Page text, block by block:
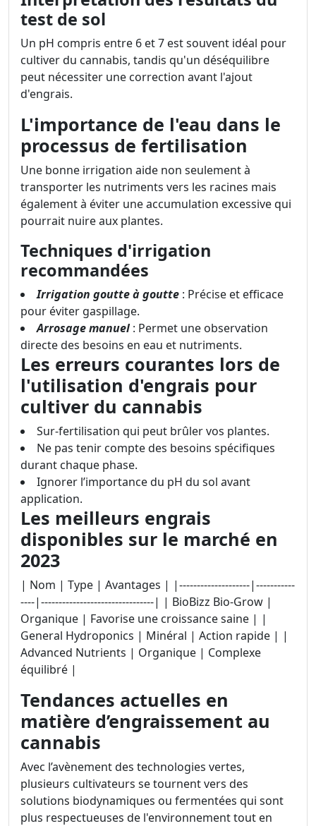
test de sol
Un pH compris entre 6 et 7 est souvent idéal pour
cultiver du cannabis, tandis qu'un déséquilibre
peut nécessiter une correction avant l'ajout
d'engrais.
L'importance de l'eau dans le
processus de fertilisation
Une bonne irrigation aide non seulement à
transporter les nutriments vers les racines mais
également à éviter une accumulation excessive qui
pourrait nuire aux plantes.
Techniques d'irrigation
recommandées
Irrigation goutte à goutte : Précise et efficace
pour éviter gaspillage.
Arrosage manuel: Permet une observation
directe des besoins en eau et nutriments.
Les erreurs courantes lors de
l'utilisation d'engrais pour
cultiver du cannabis
Sur-fertilisation qui peut brûler vos plantes.
Ne pas tenir compte des besoins spécifiques
durant chaque phase.
Ignorer l’importance du pH du sol avant
application.
Les meilleurs engrais
disponibles sur le marché en
2023
| Nom | Type | Avantages | |--------------------|-----------
----|--------------------------------| | BioBizz Bio-Grow |
Organique | Favorise une croissance saine | |
General Hydroponics | Minéral | Action rapide | |
Advanced Nutrients | Organique | Complexe
équilibré |
Tendances actuelles en
matière d’engraissement au
cannabis
Avec l’avènement des technologies vertes,
plusieurs cultivateurs se tournent vers des
solutions biodynamiques ou fermentées qui sont
plus respectueuses de l'environnement tout en